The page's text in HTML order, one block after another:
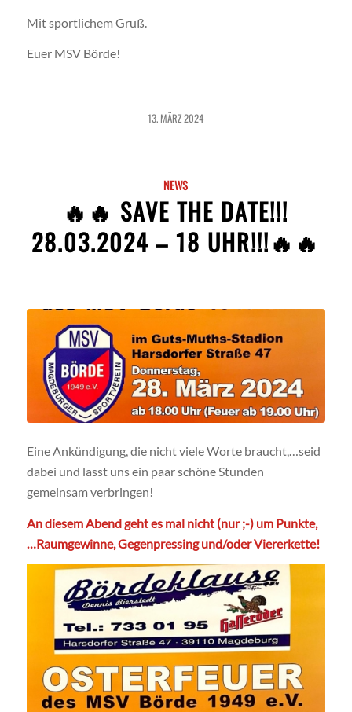
Mit sportlichem Gruß.
Euer MSV Börde!
13. MÄRZ 2024
NEWS
🔥🔥 SAVE THE DATE!!!
28.03.2024 – 18 UHR!!!🔥🔥
Eine Ankündigung, die nicht viele Worte braucht,…seid
dabei und lasst uns ein paar schöne Stunden
gemeinsam verbringen!
An diesem Abend geht es mal nicht (nur ;-) um Punkte,
…Raumgewinne, Gegenpressing und/oder Viererkette!